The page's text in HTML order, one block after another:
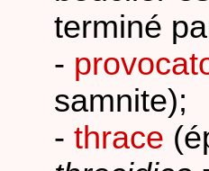
terminé
-
samnite);
- thrace